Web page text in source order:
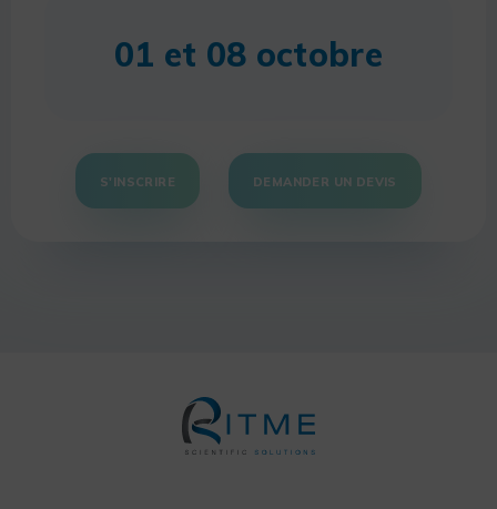
01 et 08 octobre
S'INSCRIRE DEMANDER UN DEVIS